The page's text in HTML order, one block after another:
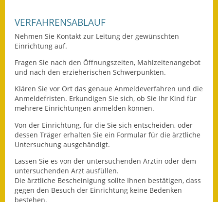
Stellenausschreibungen
Rathaus
Bauhof Notzingen
Behördenadressen
Beratungsstellen im
Dienstleistungen
Formulare
VERFAHRENSABLAUF
Nehmen Sie Kontakt zur Leitung der gewünschten
Einrichtung auf.
Fragen Sie nach den Öffnungszeiten, Mahlzeitenangebot
und nach den erzieherischen Schwerpunkten.
Klären Sie vor Ort das genaue Anmeldeverfahren und die
Anmeldefristen. Erkundigen Sie sich, ob Sie Ihr Kind für
mehrere Einrichtungen anmelden können.
Von der Einrichtung, für die Sie sich entscheiden, oder
dessen Träger erhalten Sie ein Formular für die ärztliche
Untersuchung ausgehändigt.
Lassen Sie es von der untersuchenden Ärztin oder dem
untersuchenden Arzt ausfüllen.
Die ärztliche Bescheinigung sollte Ihnen bestätigen, dass
gegen den Besuch der Einrichtung keine Bedenken
bestehen.